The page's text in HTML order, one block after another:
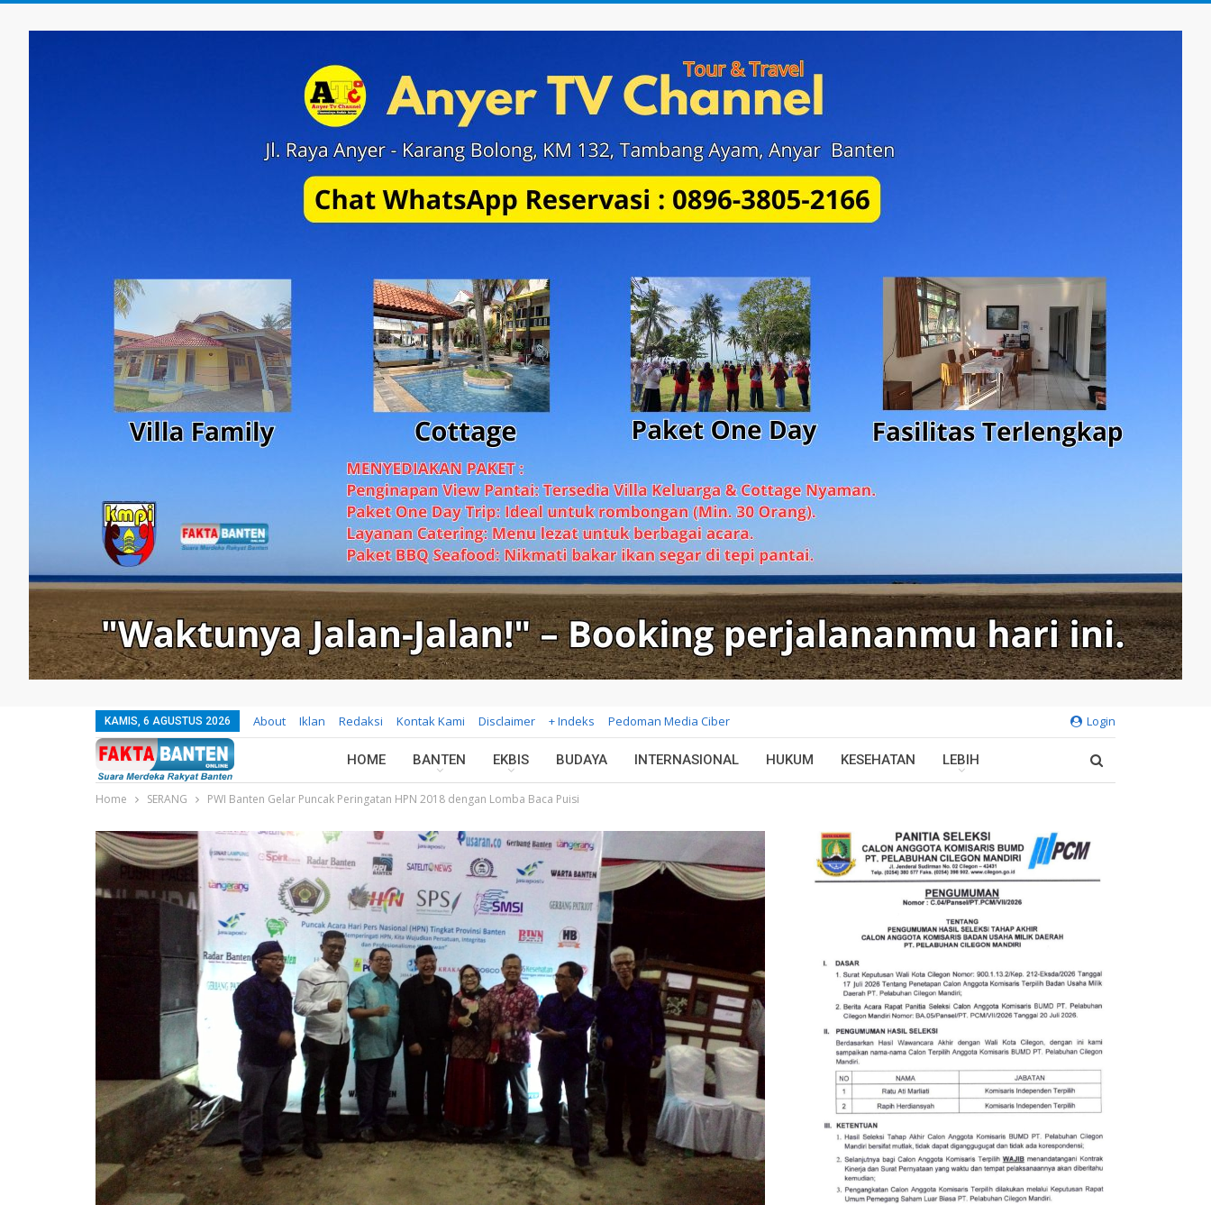
Login
KAMIS, 6 AGUSTUS 2026 About Iklan Redaksi Kontak Kami Disclaimer + Indeks Pedoman Media Ciber
HOME BANTEN EKBIS BUDAYA INTERNASIONAL HUKUM KESEHATAN LEBIH
Home SERANG PWI Banten Gelar Puncak Peringatan HPN 2018 dengan Lomba Baca Puisi